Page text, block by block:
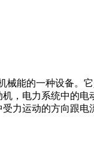
械能的一种设备。
，电力系统中的
力运动的方向跟